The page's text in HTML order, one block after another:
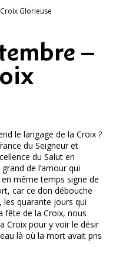
Glorieuse
–
le langage de la Croix ?
du Seigneur et
du Salut en
de l’amour qui
même temps signe de
car ce don débouche
les quarante jours qui
fête de la Croix, nous
Croix pour y voir le désir
là où la mort avait pris